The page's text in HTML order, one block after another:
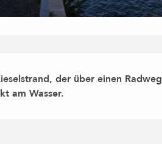
der über einen Radweg
am Wasser.